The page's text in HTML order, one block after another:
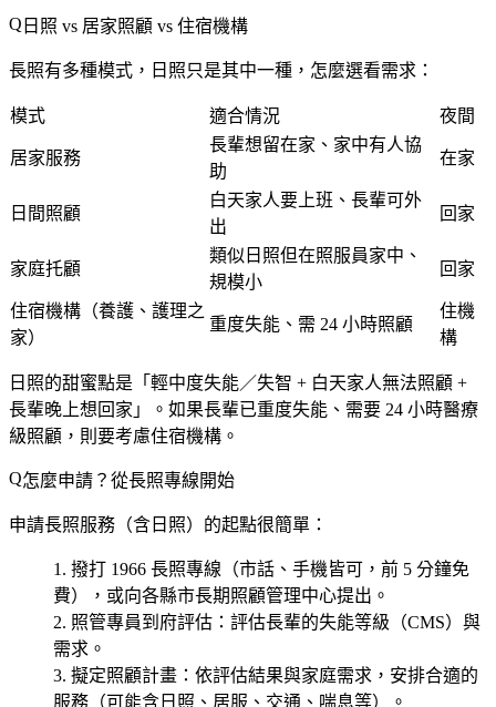
日照 vs 居家照顧 vs 住宿機構
長照有多種模式，日照只是其中一種，怎麼選看需求：
模式 適合情況 夜間
居家服務
長輩想留在家、家中有人協
助
在家
日間照顧
白天家人要上班、長輩可外
出
回家
家庭托顧
類似日照但在照服員家中、
規模小
回家
住宿機構（養護、護理之
家）
重度失能、需 24 小時照顧
住機
構
日照的甜蜜點是「 輕中度失能／失智 + 白天家人無法照顧 +
長輩晚上想回家 」。如果長輩已重度失能、需要 24 小時醫療
級照顧，則要考慮住宿機構。
怎麼申請？從長照專線開始
申請長照服務（含日照）的起點很簡單：
撥打 1966 長照專線 （市話、手機皆可，前 5 分鐘免
費），或向各縣市長期照顧管理中心提出。
照管專員到府評估 ：評估長輩的失能等級（CMS）與
需求。
擬定照顧計畫 ：依評估結果與家庭需求，安排合適的
服務（可能含日照、居服、交通、喘息等）。